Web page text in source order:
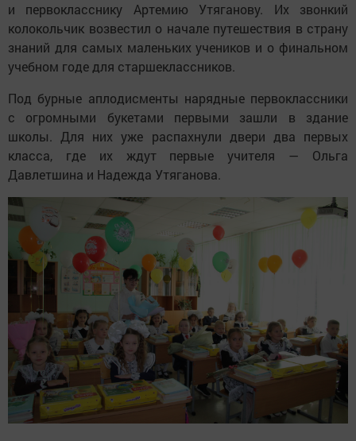
и первокласснику Артемию Утяганову. Их звонкий
колокольчик возвестил о начале путешествия в страну
знаний для самых маленьких учеников и о финальном
учебном годе для старшеклассников.
Под бурные аплодисменты нарядные первоклассники
с огромными букетами первыми зашли в здание
школы. Для них уже распахнули двери два первых
класса, где их ждут первые учителя — Ольга
Давлетшина и Надежда Утяганова.